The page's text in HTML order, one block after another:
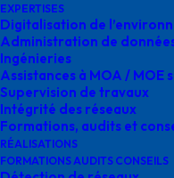
EXPERTISES
Digitalisation de
Administration de
Ingénieries
Assistances à MOA / MOE
Supervision de travaux
Intégrité des réseaux
Formations, audits et
RÉALISATIONS
FORMATIONS AUDITS CONSEILS
Survey